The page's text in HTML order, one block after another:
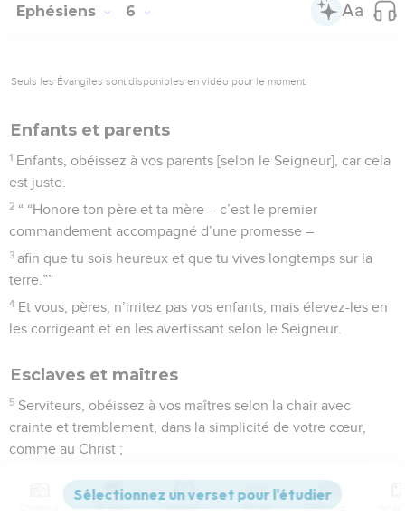
Ephésiens 6
Seuls les Évangiles sont disponibles en vidéo pour le moment.
Enfants et parents
1 Enfants, obéissez à vos parents [selon le Seigneur], car cela
est juste.
2 “ “Honore ton père et ta mère – c’est le premier
commandement accompagné d’une promesse –
3 afin que tu sois heureux et que tu vives longtemps sur la
terre.””
4 Et vous, pères, n’irritez pas vos enfants, mais élevez-les en
les corrigeant et en les avertissant selon le Seigneur.
Esclaves et maîtres
5 Serviteurs, obéissez à vos maîtres selon la chair avec
crainte et tremblement, dans la simplicité de votre cœur,
comme au Christ ;
aux hommes, mais comme des serviteurs de Christ, qui font
Versions Commentaires Strong